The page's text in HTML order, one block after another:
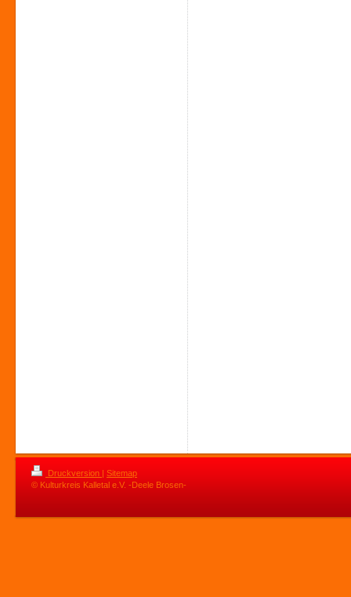
Druckversion | Sitemap
© Kulturkreis Kalletal e.V. -Deele Brosen-